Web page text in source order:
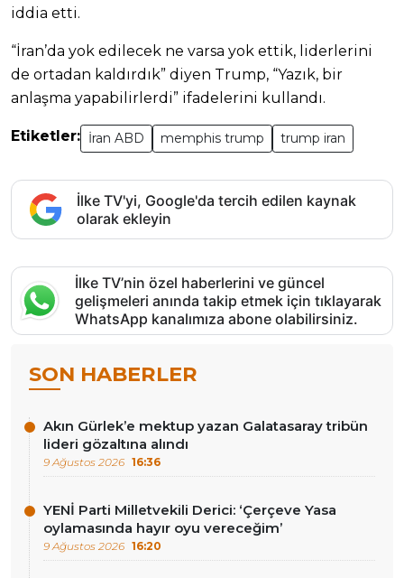
iddia etti.
“İran’da yok edilecek ne varsa yok ettik, liderlerini
de ortadan kaldırdık” diyen Trump, “Yazık, bir
anlaşma yapabilirlerdi” ifadelerini kullandı.
Etiketler: İran ABD memphis trump trump iran
İlke TV'yi, Google'da tercih edilen kaynak
olarak ekleyin
İlke TV’nin özel haberlerini ve güncel
gelişmeleri anında takip etmek için tıklayarak
WhatsApp kanalımıza abone olabilirsiniz.
SON HABERLER
Akın Gürlek’e mektup yazan Galatasaray tribün
lideri gözaltına alındı
9 Ağustos 2026 16:36
YENİ Parti Milletvekili Derici: ‘Çerçeve Yasa
oylamasında hayır oyu vereceğim’
9 Ağustos 2026 16:20